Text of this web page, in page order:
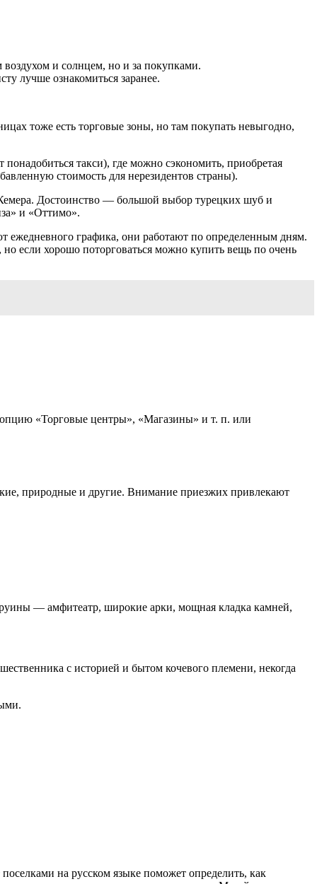
и солнцем, но и за покупками.
лучше ознакомиться заранее.
тоже есть торговые зоны, но там покупать невыгодно,
такси), где можно сэкономить, приобретая
стоимость для нерезидентов страны).
Достоинство — большой выбор турецких шуб и
и «Оттимо».
ежедневного графика, они работают по определенным дням.
если хорошо поторговаться можно купить вещь по очень
«Торговые центры», «Магазины» и т. п. или
природные и другие. Внимание приезжих привлекают
руины — амфитеатр, широкие арки, мощная кладка камней,
с историей и бытом кочевого племени, некогда
на русском языке поможет определить, как